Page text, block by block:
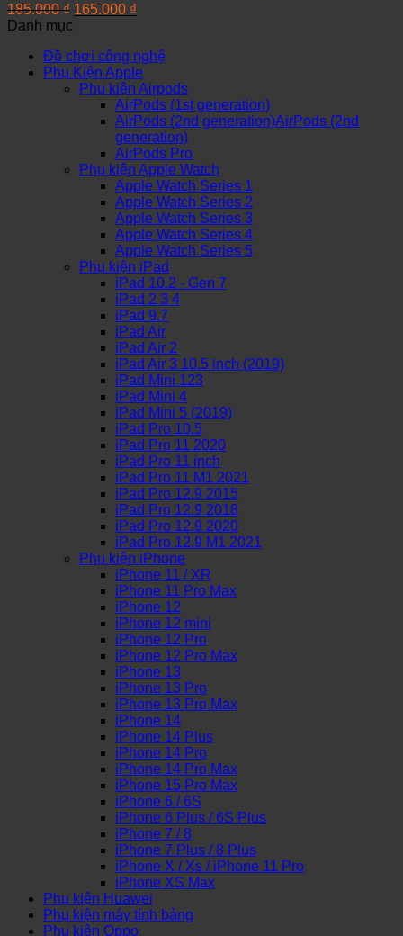
185.000₫ 165.000 ₫
Danh mục
Đồ chơi công nghệ
Phụ Kiện Apple
Phụ kiện Airpods
AirPods (1st generation)
AirPods (2nd generation)AirPods (2nd
generation)
AirPods Pro
Phụ kiện Apple Watch
Apple Watch Series 1
Apple Watch Series 2
Apple Watch Series 3
Apple Watch Series 4
Apple Watch Series 5
Phụ kiện iPad
iPad 10.2 - Gen 7
iPad 2 3 4
iPad 9.7
iPad Air
iPad Air 2
iPad Air 3 10.5 inch (2019)
iPad Mini 123
iPad Mini 4
iPad Mini 5 (2019)
iPad Pro 10.5
iPad Pro 11 2020
iPad Pro 11 inch
iPad Pro 11 M1 2021
iPad Pro 12.9 2015
iPad Pro 12.9 2018
iPad Pro 12.9 2020
iPad Pro 12.9 M1 2021
Phụ kiện iPhone
iPhone 11 / XR
iPhone 11 Pro Max
iPhone 12
iPhone 12 mini
iPhone 12 Pro
iPhone 12 Pro Max
iPhone 13
iPhone 13 Pro
iPhone 13 Pro Max
iPhone 14
iPhone 14 Plus
iPhone 14 Pro
iPhone 14 Pro Max
iPhone 15 Pro Max
iPhone 6 / 6S
iPhone 6 Plus / 6S Plus
iPhone 7 / 8
iPhone 7 Plus / 8 Plus
iPhone X / Xs / iPhone 11 Pro
iPhone XS Max
Phụ kiện Huawei
Phụ kiện máy tính bảng
Phụ kiện Oppo